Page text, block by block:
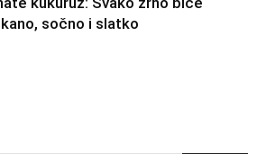
sočno i slatko